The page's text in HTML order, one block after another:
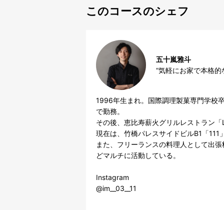
このコースのシェフ
五十嵐雅斗
“気軽にお家で本格的
1996年生まれ。国際調理製菓専門学校
で勤務。
その後、恵比寿薪火グリルレストラン
現在は、竹橋パレスサイドビルB1「111
また、フリーランスの料理人として出
どマルチに活動している。
Instagram
@im__03__11